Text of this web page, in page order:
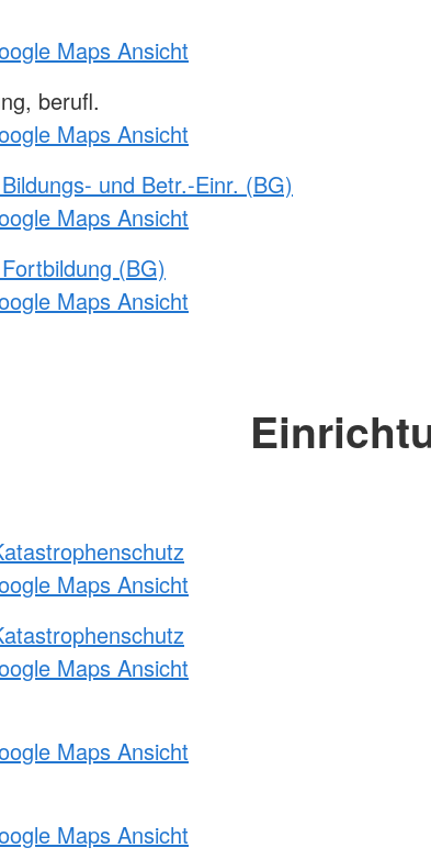
Maps Ansicht
berufl.
Maps Ansicht
und Betr.-Einr. (BG)
Maps Ansicht
(BG)
Maps Ansicht
Maps Ansicht
Maps Ansicht
Maps Ansicht
Maps Ansicht